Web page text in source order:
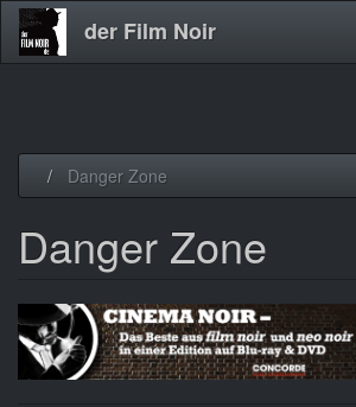
der Film Noir
Danger Zone
Danger Zone